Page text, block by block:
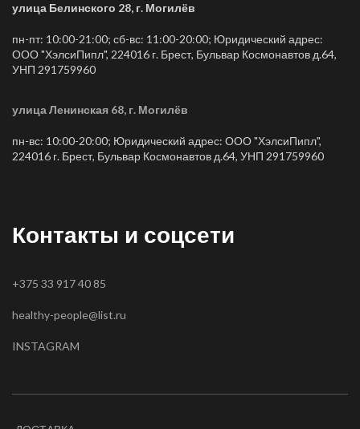
улица Белинского 28, г. Могилёв
пн-пт: 10:00-21:00; сб-вс: 11:00-20:00; Юридический адрес:
ООО "ХэлсиПипл", 224016 г. Брест, Бульвар Космонавтов д.64,
УНП 291759960
улица Ленинская 68, г. Могилёв
пн-вс: 10:00-20:00; Юридический адрес: ООО "ХэлсиПипл",
224016 г. Брест, Бульвар Космонавтов д.64, УНП 291759960
Контакты и соцсети
+375 33 917 40 85
healthy-people@list.ru
INSTAGRAM